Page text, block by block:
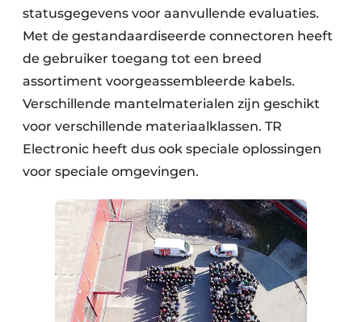
statusgegevens voor aanvullende evaluaties.
Met de gestandaardiseerde connectoren heeft
de gebruiker toegang tot een breed
assortiment voorgeassembleerde kabels.
Verschillende mantelmaterialen zijn geschikt
voor verschillende materiaalklassen. TR
Electronic heeft dus ook speciale oplossingen
voor speciale omgevingen.